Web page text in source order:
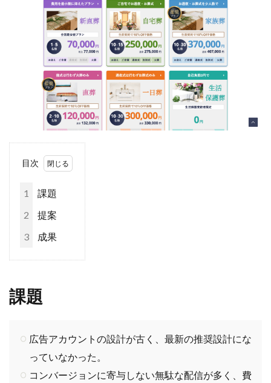
目次
1
課題
2
提案
3
成果
課題
広告アカウントの設計が古く、最新の推奨設計にな
っていなかった。
コンバージョンに寄与しない無駄な配信が多く、費